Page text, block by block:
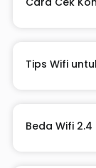
Tips Wifi
Beda Wifi 2.4